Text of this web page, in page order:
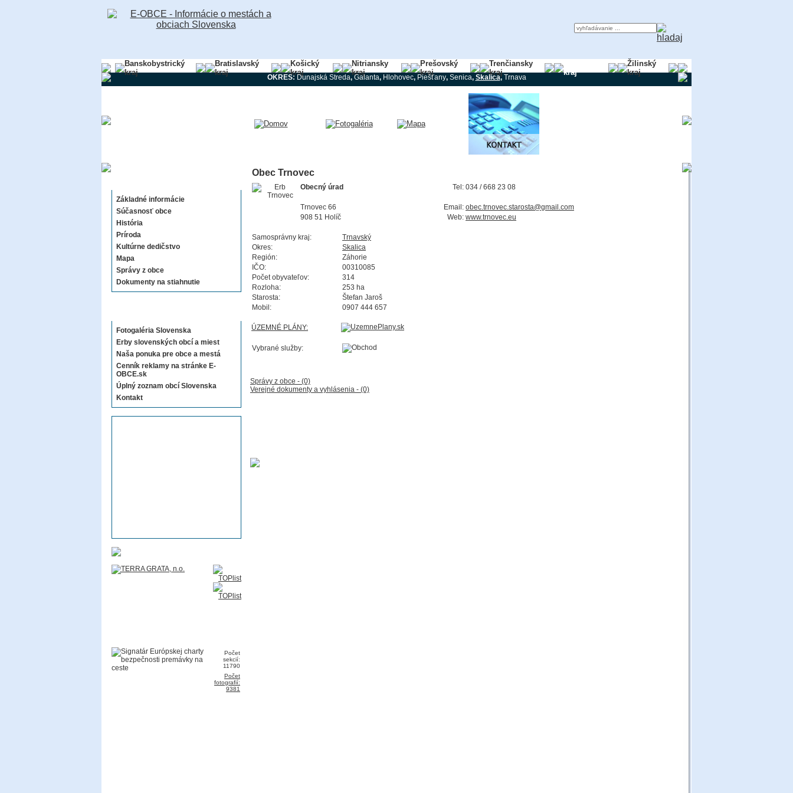
Banskobystrický
kraj
Bratislavský
kraj
Košický
kraj
Nitriansky
kraj
Prešovský
kraj
Trenčiansky
kraj
kraj
Žilinský
kraj
OKRES: Dunajská Streda,Galanta, Hlohovec, Piešťany, Senica, Skalica, Trnava
Základné informácie
Súčasnosť obce
História
Príroda
Kultúrne dedičstvo
Mapa
Správy z obce
Dokumenty na stiahnutie
Fotogaléria Slovenska
Erby slovenských obcí a miest
Naša ponuka pre obce a mestá
Cenník reklamy na stránke E-
OBCE.sk
Úplný zoznam obcí Slovenska
Kontakt
Počet
sekcií:
11790
Počet
fotografií:
9381
Obec Trnovec
Obecný úrad Tel: 034 / 668 23 08
Trnovec 66 Email: obec.trnovec.starosta@gmail.com
908 51 Holíč
Web: www.trnovec.eu
Samosprávny kraj:
Trnavský
Okres:
Skalica
Región:
Záhorie
IČO:
00310085
Počet obyvateľov:
314
Rozloha:
253 ha
Starosta:
Štefan Jaroš
Mobil:
0907 444 657
ÚZEMNÉ PLÁNY:
Vybrané služby:
Správy z obce - (0)
Verejné dokumenty a vyhlásenia - (0)